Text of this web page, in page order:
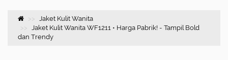
Jaket Kulit Wanita
Jaket Kulit Wanita WF1211 • Harga Pabrik! - Tampil Bold
dan Trendy